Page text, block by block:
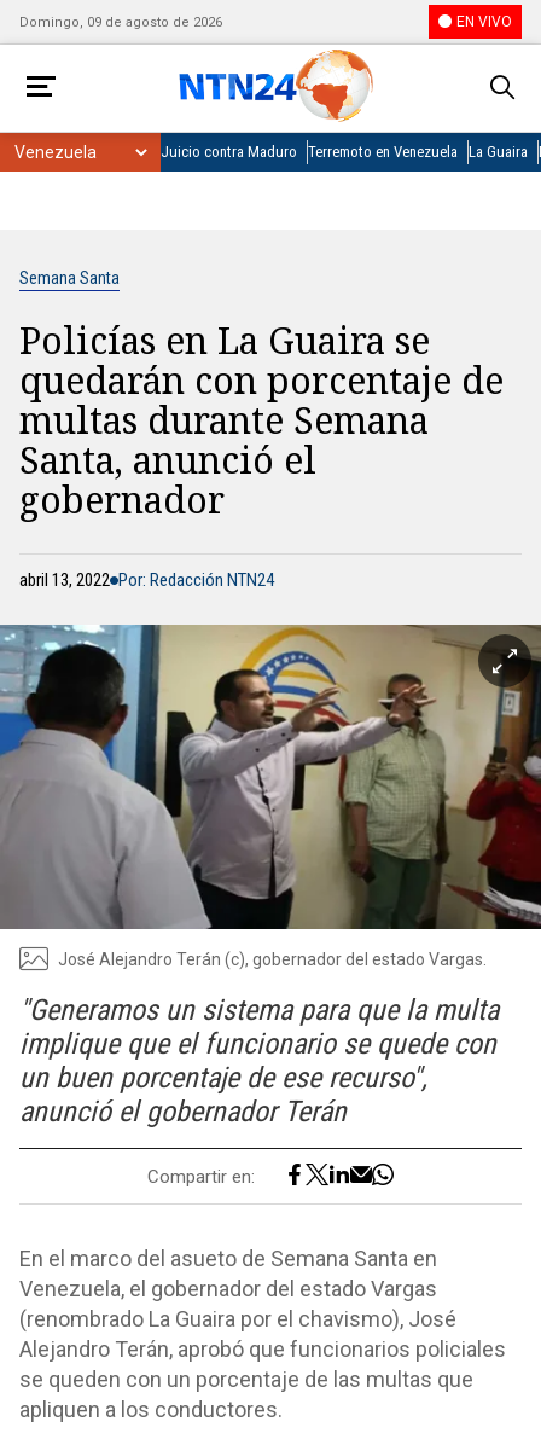
Domingo, 09 de agosto de 2026 EN VIVO
Juicio contra Maduro Terremoto en Venezuela La Guaira
Semana Santa
Policías en La Guaira se
quedarán con porcentaje de
multas durante Semana
Santa, anunció el
gobernador
abril 13, 2022 Por: Redacción NTN24
José Alejandro Terán (c), gobernador del estado Vargas.
"Generamos un sistema para que la multa
implique que el funcionario se quede con
un buen porcentaje de ese recurso",
anunció el gobernador Terán
Compartir en:
En el marco del asueto de Semana Santa en
Venezuela, el gobernador del estado Vargas
(renombrado La Guaira por el chavismo), José
Alejandro Terán, aprobó que funcionarios policiales
se queden con un porcentaje de las multas que
apliquen a los conductores.